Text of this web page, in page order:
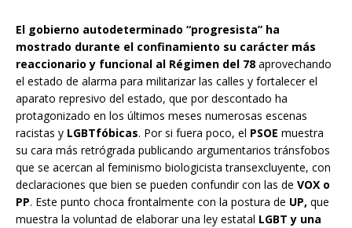
El gobierno autodeterminado “progresista” ha
mostrado durante el confinamiento su carácter más
reaccionario y funcional al Régimen del 78 aprovechando
el estado de alarma para militarizar las calles y fortalecer el
aparato represivo del estado, que por descontado ha
protagonizado en los últimos meses numerosas escenas
racistas y LGBTfóbicas. Por si fuera poco, el PSOE muestra
su cara más retrógrada publicando argumentarios tránsfobos
que se acercan al feminismo biologicista transexcluyente, con
declaraciones que bien se pueden confundir con las de VOX o
PP. Este punto choca frontalmente con la postura de UP, que
muestra la voluntad de elaborar una ley estatal LGBT y una